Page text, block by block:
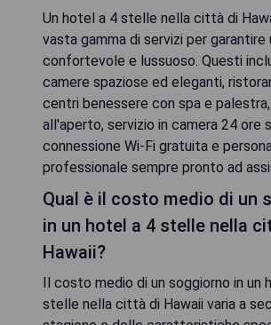
Un hotel a 4 stelle nella città di
vasta gamma di servizi per garantire
confortevole e lussuoso. Questi
camere spaziose ed eleganti,
centri benessere con spa e
all'aperto, servizio in camera 24 ore
connessione Wi-Fi gratuita e
professionale sempre pronto ad
Qual è il costo medio di un
in un hotel a 4 stelle nella
Hawaii?
Il costo medio di un soggiorno in un
stelle nella città di Hawaii varia a